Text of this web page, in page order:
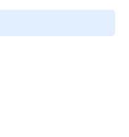
環境で開発ができま